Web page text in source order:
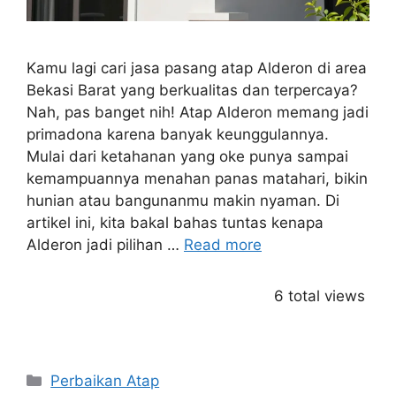
Kamu lagi cari jasa pasang atap Alderon di area
Bekasi Barat yang berkualitas dan terpercaya?
Nah, pas banget nih! Atap Alderon memang jadi
primadona karena banyak keunggulannya.
Mulai dari ketahanan yang oke punya sampai
kemampuannya menahan panas matahari, bikin
hunian atau bangunanmu makin nyaman. Di
artikel ini, kita bakal bahas tuntas kenapa
Alderon jadi pilihan … Read more
6 total views
Categories
Perbaikan Atap